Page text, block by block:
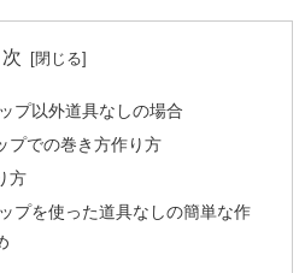
次
プ以外道具なしの場合
プでの巻き方作り方
方
プを使った道具なしの簡単な作